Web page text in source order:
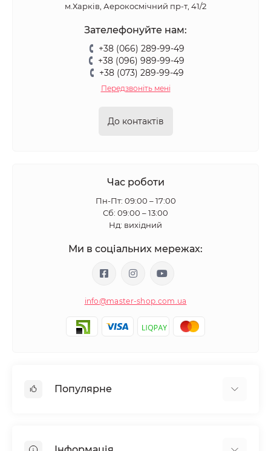
м.Харків, Аерокосмічний пр-т, 41/2
Зателефонуйте нам:
+38 (066) 289-99-49
+38 (096) 989-99-49
+38 (073) 289-99-49
Передзвоніть мені
До контактів
Час роботи
Пн-Пт: 09:00 – 17:00
Сб: 09:00 – 13:00
Нд: вихідний
Ми в соціальних мережах:
info@master-shop.com.ua
Популярне